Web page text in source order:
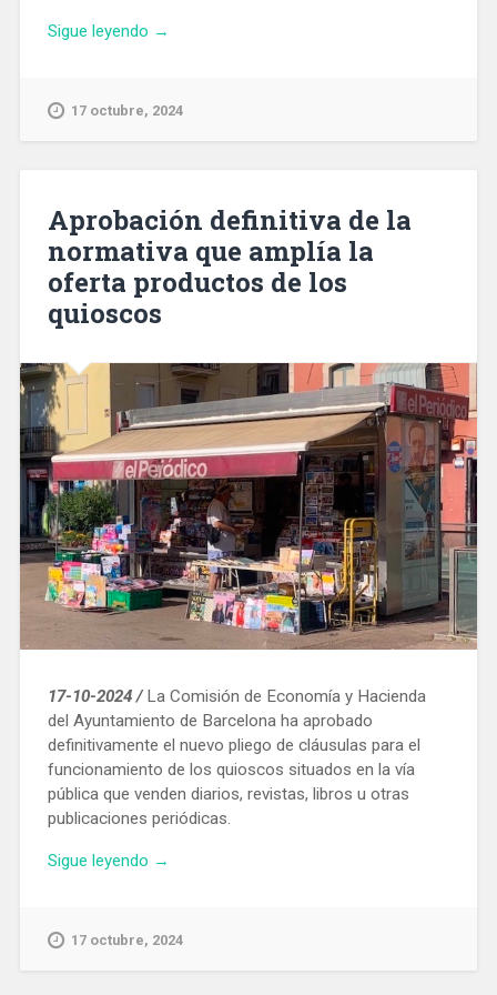
Sigue leyendo «Desmantelada
de
de
un
edificio
Eixample»
→
17 octubre, 2024
Aprobación definitiva de la
normativa que amplía la
oferta productos de los
quioscos
17-10-2024 / La Comisión de Economía y Hacienda
del Ayuntamiento de Barcelona ha aprobado
definitivamente el nuevo pliego de cláusulas para el
funcionamiento de los quioscos situados en la vía
pública que venden diarios, revistas, libros u otras
publicaciones periódicas.
Sigue leyendo «Aprobación
la
→
17 octubre, 2024